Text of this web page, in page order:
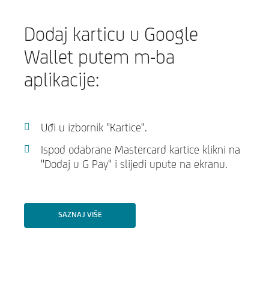
Dodaj karticu u Google
Wallet putem m-ba
aplikacije:
Uđi u izbornik "Kartice".
Ispod odabrane Mastercard kartice klikni na
"Dodaj u G Pay" i slijedi upute na ekranu.
SAZNAJ VIŠE